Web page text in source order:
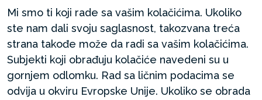
Mi smo ti koji rade sa vašim kolačićima. Ukoliko
ste nam dali svoju saglasnost, takozvana treća
strana takođe može da radi sa vašim kolačićima.
Subjekti koji obrađuju kolačiće navedeni su u
gornjem odlomku. Rad sa ličnim podacima se
odvija u okviru Evropske Unije. Ukoliko se obrada